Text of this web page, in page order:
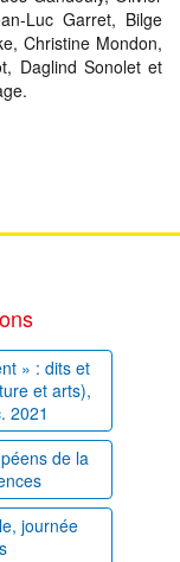
Luc Garret, Bilge
Christine Mondon,
Daglind Sonolet et
» : dits et
et arts),
2021
de la
journée